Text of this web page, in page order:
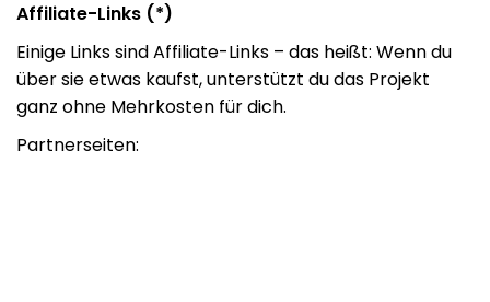
Affiliate-Links (*)
Einige Links sind Affiliate-Links – das heißt: Wenn du
über sie etwas kaufst, unterstützt du das Projekt
ganz ohne Mehrkosten für dich.
Partnerseiten: